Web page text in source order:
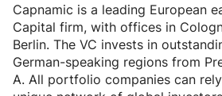
Capnamic is a leading European
Capital firm, with offices in
Berlin. The VC invests in
German-speaking regions from
A. All portfolio companies can rely